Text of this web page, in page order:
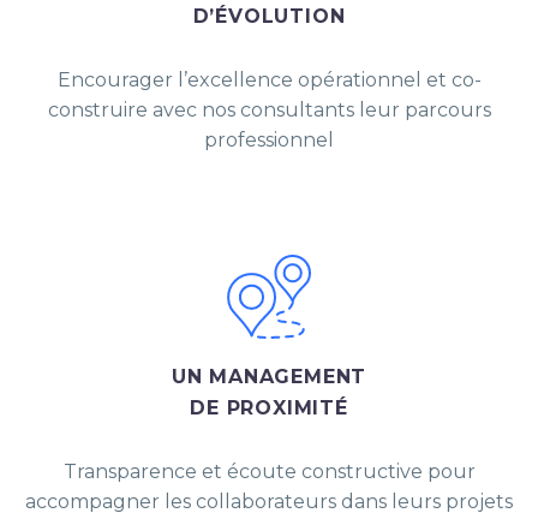
D’ÉVOLUTION
Encourager l’excellence opérationnel et co-
construire avec nos consultants leur parcours
professionnel
UN MANAGEMENT
DE PROXIMITÉ
Transparence et écoute constructive pour
accompagner les collaborateurs dans leurs projets